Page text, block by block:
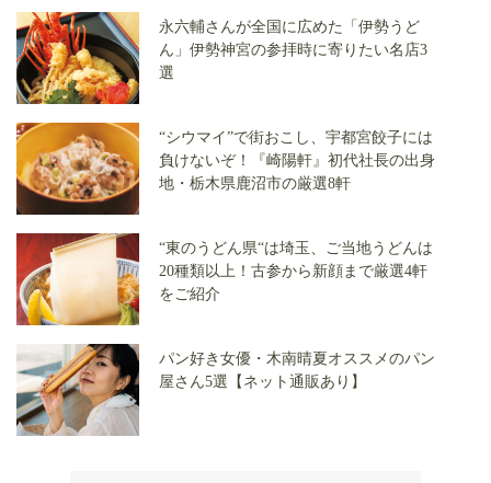
永六輔さんが全国に広めた「伊勢うど
ん」伊勢神宮の参拝時に寄りたい名店3
選
“シウマイ”で街おこし、宇都宮餃子には
負けないぞ！『崎陽軒』初代社長の出身
地・栃木県鹿沼市の厳選8軒
“東のうどん県“は埼玉、ご当地うどんは
20種類以上！古参から新顔まで厳選4軒
をご紹介
パン好き女優・木南晴夏オススメのパン
屋さん5選【ネット通販あり】